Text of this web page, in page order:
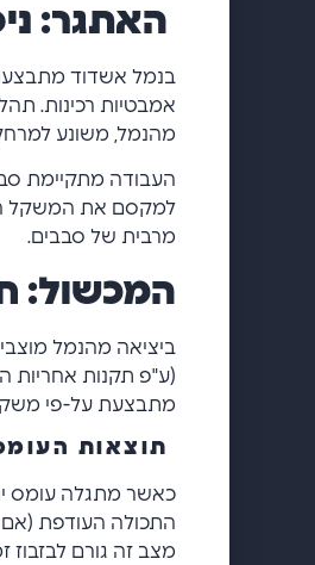
האתגר:
בנמל אשדוד
אמבטיות רכינות.
מהנמל, משונע
העבודה מתקיימת
למקסם את המשקל
מרבית של סבבים.
המכשול:
ביציאה מהנמל
(ע"פ תקנות אחריות
מתבצעת על-פי
תוצאות
כאשר מתגלה עומס
התכולה העודפת (אם
מצב זה גורם לבזבוז